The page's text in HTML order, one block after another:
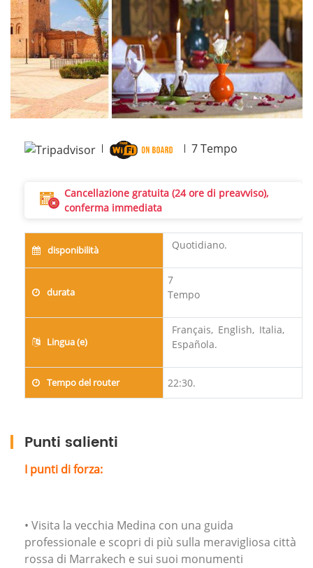
Next
7Tempo
Cancellazione gratuita (24 ore di preavviso),
conferma immediata
disponibilità Quotidiano.
durata
7
Tempo
Lingua (e)
Français, English, Italia,
Española.
Tempo del router 22:30.
Punti salienti
I punti di forza:
• Visita la vecchia Medina con una guida
professionale e scopri di più sulla meravigliosa città
rossa di Marrakech e sui suoi monumenti